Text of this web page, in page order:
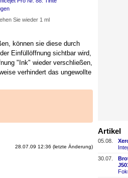
Sie wieder 1 ml
können sie diese durch
Einfüllöffnung sichtbar wird,
"Ink" wieder verschließen,
verhindert das ungewollte
28.07.09 12:36 (letzte Änderung)
Artikel
05.08.
30.07.